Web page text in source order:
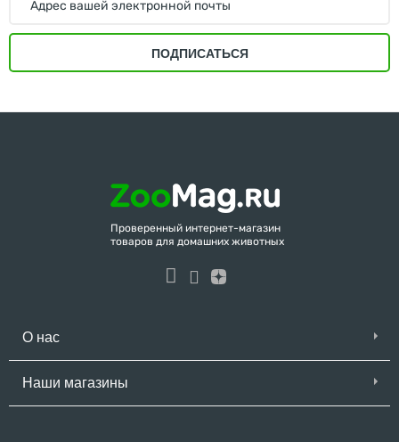
ПОДПИСАТЬСЯ
Проверенный интернет-магазин
товаров для домашних животных
О нас
Наши магазины